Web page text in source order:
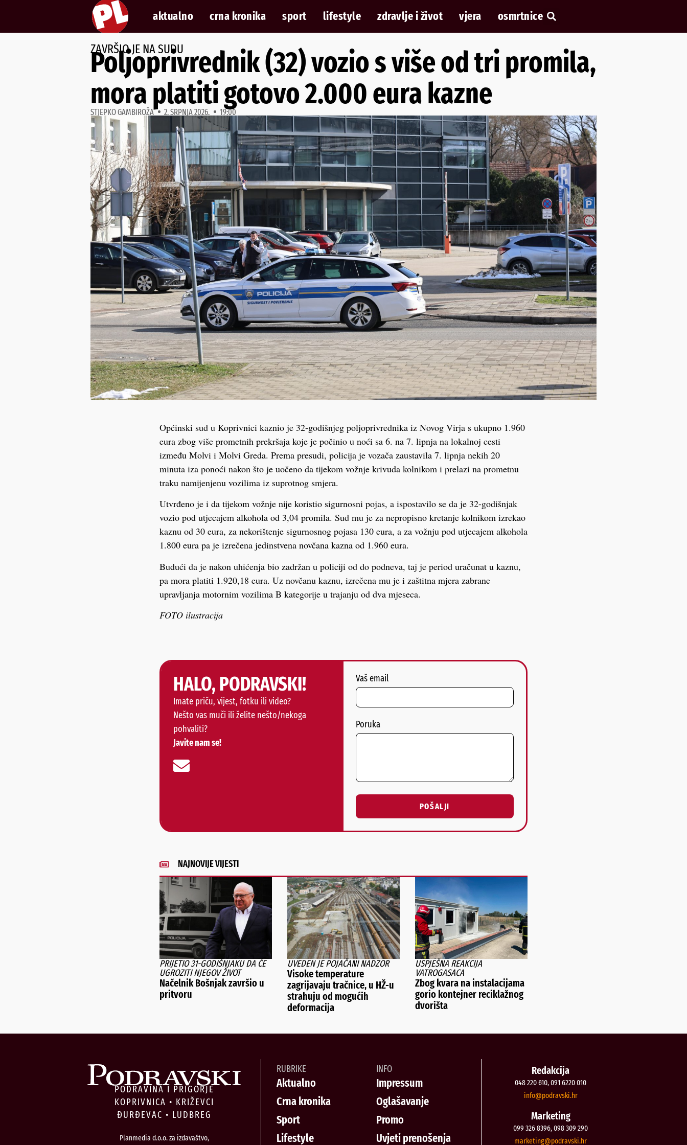
aktualno crna kronika sport lifestyle zdravlje i život vjera osmrtnice
ZAVRŠIO JE NA SUDU
Poljoprivrednik (32) vozio s više od tri promila,
mora platiti gotovo 2.000 eura kazne
STJEPKO GAMBIROŽA 2. SRPNJA 2026. 19:00
Općinski sud u Koprivnici kaznio je 32-godišnjeg poljoprivrednika iz Novog Virja s ukupno 1.960
eura zbog više prometnih prekršaja koje je počinio u noći sa 6. na 7. lipnja na lokalnoj cesti
između Molvi i Molvi Greda. Prema presudi, policija je vozača zaustavila 7. lipnja nekih 20
minuta iza ponoći nakon što je uočeno da tijekom vožnje krivuda kolnikom i prelazi na prometnu
traku namijenjenu vozilima iz suprotnog smjera.
Utvrđeno je i da tijekom vožnje nije koristio sigurnosni pojas, a ispostavilo se da je 32-godišnjak
vozio pod utjecajem alkohola od 3,04 promila. Sud mu je za nepropisno kretanje kolnikom izrekao
kaznu od 30 eura, za nekorištenje sigurnosnog pojasa 130 eura, a za vožnju pod utjecajem alkohola
1.800 eura pa je izrečena jedinstvena novčana kazna od 1.960 eura.
Budući da je nakon uhićenja bio zadržan u policiji od do podneva, taj je period uračunat u kaznu,
pa mora platiti 1.920,18 eura. Uz novčanu kaznu, izrečena mu je i zaštitna mjera zabrane
upravljanja motornim vozilima B kategorije u trajanju od dva mjeseca.
FOTO ilustracija
HALO, PODRAVSKI!
Imate priču, vijest, fotku ili video?
Nešto vas muči ili želite nešto/nekoga
pohvaliti?
Javite nam se!
Vaš email
Poruka
POŠALJI
NAJNOVIJE VIJESTI
PRIJETIO 31-GODIŠNJAKU DA ĆE
UGROZITI NJEGOV ŽIVOT
Načelnik Bošnjak završio u
pritvoru
UVEDEN JE POJAČANI NADZOR
Visoke temperature
zagrijavaju tračnice, u HŽ-u
strahuju od mogućih
deformacija
USPJEŠNA REAKCIJA
VATROGASACA
Zbog kvara na instalacijama
gorio kontejner reciklažnog
dvorišta
PODRAVINA I PRIGORJE
KOPRIVNICA • KRIŽEVCI
ĐURĐEVAC • LUDBREG
Planmedia d.o.o. za izdavaštvo,
RUBRIKE
Aktualno
Crna kronika
Sport
Lifestyle
INFO
Impressum
Oglašavanje
Promo
Uvjeti prenošenja
Redakcija
048 220 610, 091 6220 010
rh.iksvardop
@ofni
Marketing
099 326 8396, 098 309 290
rh.iksvardop
@gnitekram